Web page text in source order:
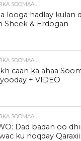
SOOMAALI
looga hadlay kulan
Sheek & Erdogan
SOOMAALI
caan ka ahaa
+ VIDEO
SOOMAALI
Dad badan oo
ku noqday